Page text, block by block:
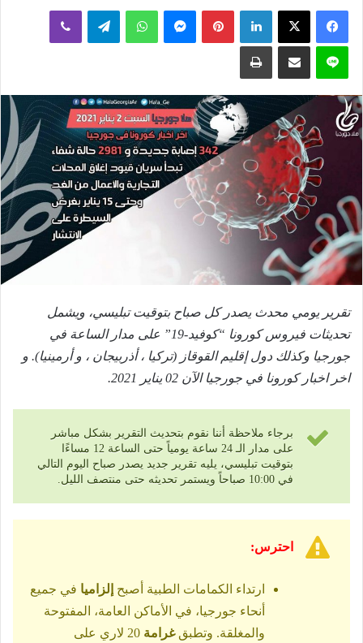
إلكترونيا
لينكدإن بينتيريستماسنجر واتساب تيلقرام ڤايبر
لاين مشاركة عبر البريد طباعة
تقرير يومي محدث يصدر كل صباح بتوقيت تبليسي، ويشمل
تحديثات فيروس كورونا “كوفيد-19” على مدار الساعة في
جورجيا وكذلك دول إقليم القوقاز (تركيا ، أذربيجان ، و أرمينيا). و
اخر اخبار كورونا في جورجيا الآن 02 يناير 2021.
برجاء ملاحظة أننا نقوم بتحديث التقرير بشكل مباشر
على مدار الـ 24 ساعة يومياً حتى الساعة 12 مساءًا
بتوقيت تبليسي، يليه تقرير جديد يصدر صباح اليوم التالي
في 10:00 صباحاً ويستمر تحديثه حتى منتصف الليل.
احترس:
ارتداء الكمامات الطبية أصبح إلزاميا في جميع
أنحاء جورجيا، في الأماكن العامة، المفتوحة
والمغلقة. وتطبقغرامة
20 لاري على